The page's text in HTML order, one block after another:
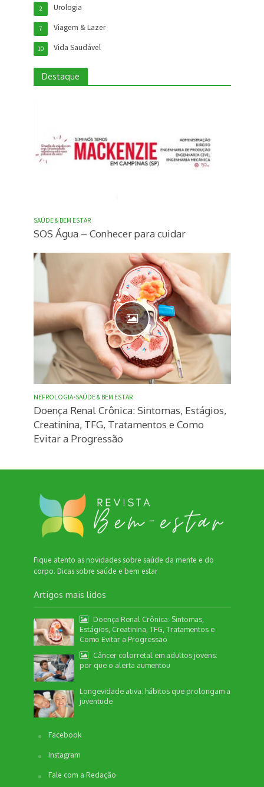
Urologia
2
Viagem & Lazer
7
Vida Saudável
10
Destaque
SAÚDE & BEM ESTAR
SOS Água – Conhecer para cuidar
NEFROLOGIA•SAÚDE & BEM ESTAR
Doença Renal Crônica: Sintomas, Estágios,
Creatinina, TFG, Tratamentos e Como
Evitar a Progressão
Fique atento as novidades sobre saúde da mente e do
corpo. Dicas sobre saúde e bem estar
Artigos mais lidos
Doença Renal Crônica: Sintomas,
Estágios, Creatinina, TFG, Tratamentos e
Como Evitar a Progressão
Câncer colorretal em adultos jovens:
por que o alerta aumentou
Longevidade ativa: hábitos que prolongam a
juventude
Facebook
Instagram
Fale com a Redação